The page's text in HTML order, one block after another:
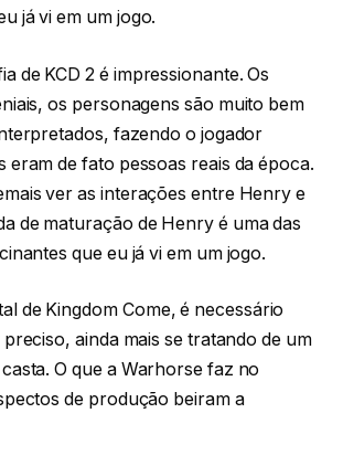
já vi em um jogo.
de KCD 2 é impressionante. Os
os personagens são muito bem
fazendo o jogador
eram de fato pessoas reais da época.
ver as interações entre Henry e
de maturação de Henry é uma das
que eu já vi em um jogo.
de Kingdom Come, é necessário
ainda mais se tratando de um
O que a Warhorse faz no
de produção beiram a